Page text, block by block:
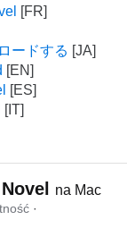
ードする
na Mac